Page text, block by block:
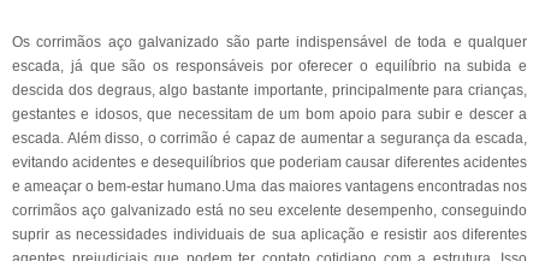
Os corrimãos aço galvanizado são parte indispensável de toda e qualquer
escada, já que são os responsáveis por oferecer o equilíbrio na subida e
descida dos degraus, algo bastante importante, principalmente para crianças,
gestantes e idosos, que necessitam de um bom apoio para subir e descer a
escada. Além disso, o corrimão é capaz de aumentar a segurança da escada,
evitando acidentes e desequilíbrios que poderiam causar diferentes acidentes
e ameaçar o bem-estar humano.Uma das maiores vantagens encontradas nos
corrimãos aço galvanizado está no seu excelente desempenho, conseguindo
suprir as necessidades individuais de sua aplicação e resistir aos diferentes